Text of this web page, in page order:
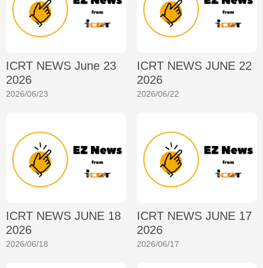
ICRT NEWS June 23
2026
2026/06/23
ICRT NEWS JUNE 22
2026
2026/06/22
ICRT NEWS JUNE 18
2026
2026/06/18
ICRT NEWS JUNE 17
2026
2026/06/17